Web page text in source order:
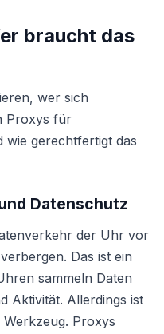
braucht das
wer sich
Proxys für
wie gerechtfertigt das
Datenschutz
der Uhr vor
Das ist ein
sammeln Daten
Aktivität. Allerdings ist
Proxys